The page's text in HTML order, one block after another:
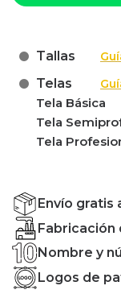
Tallas
Telas
Tela Básica
Tela
Tela
Envío gratis
Fabricación
Nombre y
Logos de